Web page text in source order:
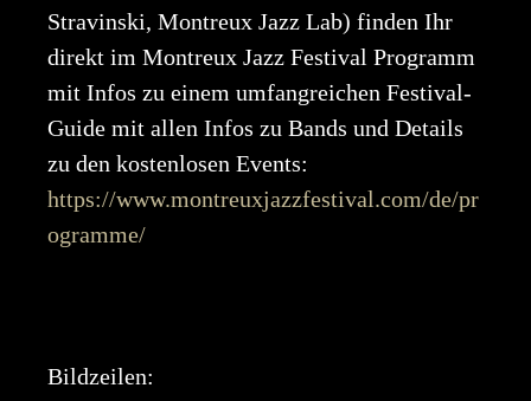
Stravinski, Montreux Jazz Lab) finden Ihr
direkt im Montreux Jazz Festival Programm
mit Infos zu einem umfangreichen Festival-
Guide mit allen Infos zu Bands und Details
zu den kostenlosen Events:
https://www.montreuxjazzfestival.com/de/pr
ogramme/
Bildzeilen: